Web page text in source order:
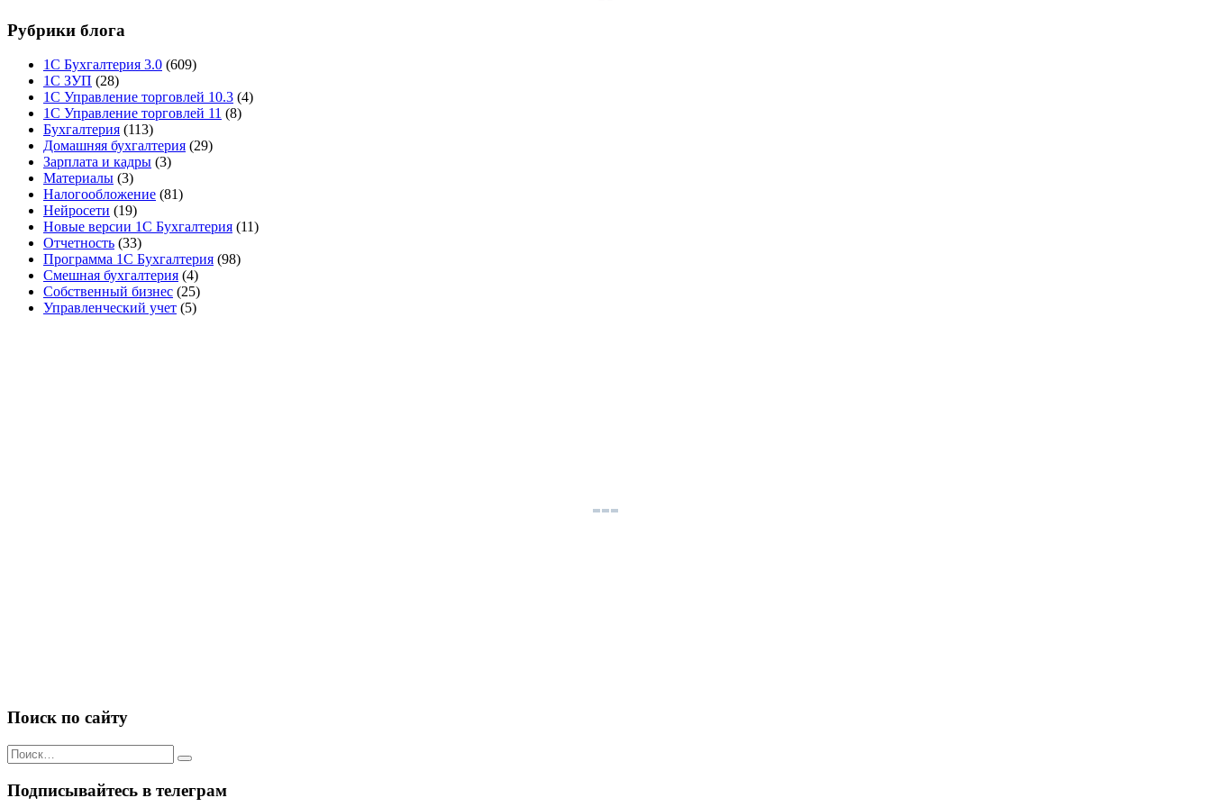
Рубрики блога
1С Бухгалтерия 3.0 (609)
1С ЗУП (28)
1С Управление торговлей 10.3 (4)
1С Управление торговлей 11 (8)
Бухгалтерия (113)
Домашняя бухгалтерия (29)
Зарплата и кадры (3)
Материалы (3)
Налогообложение (81)
Нейросети (19)
Новые версии 1С Бухгалтерия (11)
Отчетность (33)
Программа 1С Бухгалтерия (98)
Смешная бухгалтерия (4)
Собственный бизнес (25)
Управленческий учет (5)
Поиск по сайту
Искать:
Подписывайтесь в телеграм